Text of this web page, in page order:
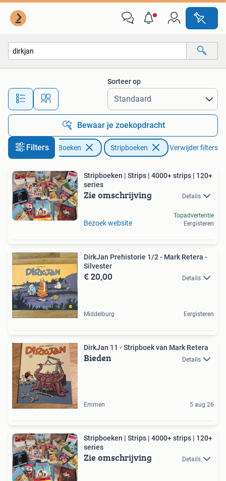
Alle afstanden…
Sorteer op
Bewaar je zoekopdracht
Filters Boeken Stripboeken Verwijder filters
Stripboeken | Strips | 4000+ strips | 120+
series
Zie omschrijving Details
Bezoek website
Topadvertentie
Eergisteren
DirkJan Prehistorie 1/2 - Mark Retera -
Silvester
€ 20,00 Details
Middelburg Eergisteren
DirkJan 11 - Stripboek van Mark Retera
Bieden Details
Emmen 5 aug 26
Stripboeken | Strips | 4000+ strips | 120+
series
Zie omschrijving Details